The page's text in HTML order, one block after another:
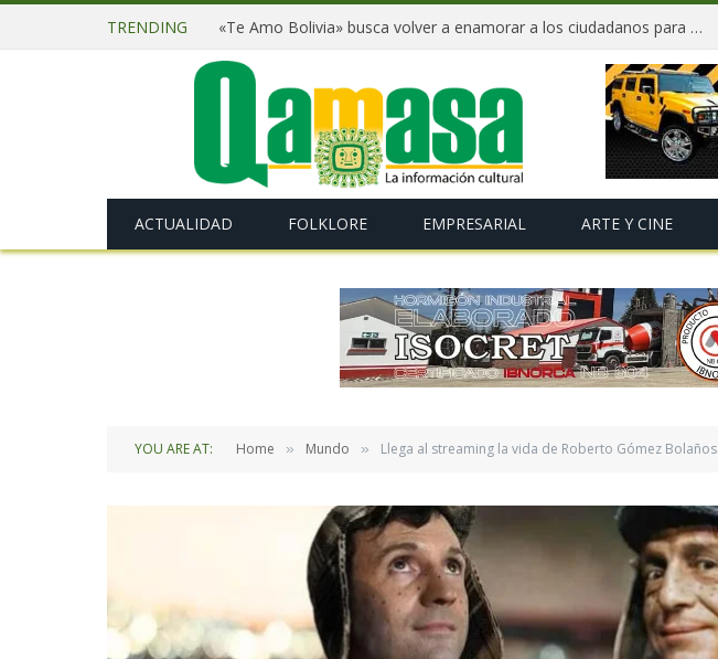
TRENDING «Te Amo Bolivia» busca volver a enamorar a los ciudadanos para impulsar el orgullo nacional
ACTUALIDAD FOLKLORE EMPRESARIAL ARTE Y CINE
YOU ARE AT: Home » Mundo » Llega al streaming la vida de Roberto Gómez Bolaños